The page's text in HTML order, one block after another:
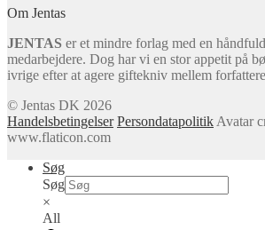
Om Jentas
JENTAS er et mindre forlag med en
medarbejdere. Dog har vi en stor appetit på
ivrige efter at agere giftekniv mellem
© Jentas DK 2026
Handelsbetingelser Persondatapolitik Avatar
www.flaticon.com
Søg
Søg
×
All